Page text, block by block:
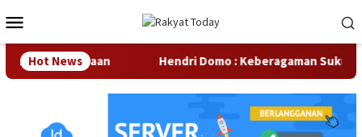
ke
kontenMobile
Hot News
Perusahaan Hendri Domo : Keberagaman Suku dan